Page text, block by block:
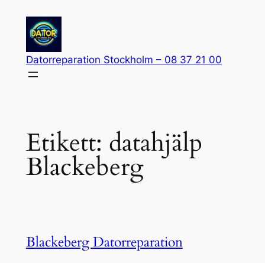
innehåll
Datorreparation Stockholm – 08 37 21 00
Etikett: datahjälp
Blackeberg
Blackeberg Datorreparation